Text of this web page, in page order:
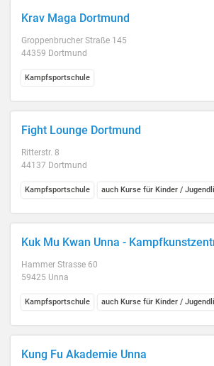
Krav Maga Dortmund
Groppenbrucher Straße 145
44359 Dortmund
Kampfsportschule
Fight Lounge Dortmund
Ritterstr. 8
44137 Dortmund
Kampfsportschule auch Kurse für Kinder /
Kuk Mu Kwan Unna -
Hammer Strasse 60
59425 Unna
Kampfsportschule auch Kurse für Kinder /
Kung Fu Akademie Unna